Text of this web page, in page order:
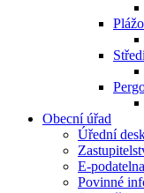
Obecní úřad
Úřední
E-podatelna
Povinné